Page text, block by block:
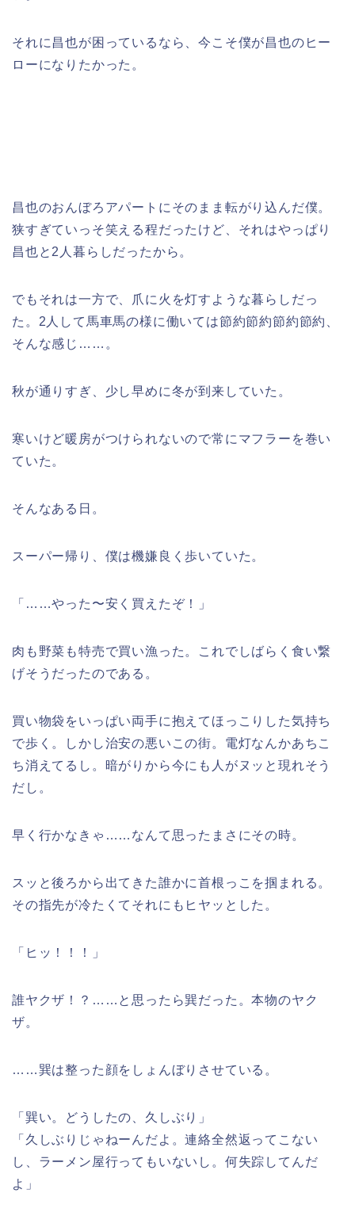
それに昌也が困っているなら、今こそ僕が昌也のヒー
ローになりたかった。
昌也のおんぼろアパートにそのまま転がり込んだ僕。
狭すぎていっそ笑える程だったけど、それはやっぱり
昌也と2人暮らしだったから。
でもそれは一方で、爪に火を灯すような暮らしだっ
た。2人して馬車馬の様に働いては節約節約節約節約、
そんな感じ……。
秋が通りすぎ、少し早めに冬が到来していた。
寒いけど暖房がつけられないので常にマフラーを巻い
ていた。
そんなある日。
スーパー帰り、僕は機嫌良く歩いていた。
「……やった〜安く買えたぞ！」
肉も野菜も特売で買い漁った。これでしばらく食い繋
げそうだったのである。
買い物袋をいっぱい両手に抱えてほっこりした気持ち
で歩く。しかし治安の悪いこの街。電灯なんかあちこ
ち消えてるし。暗がりから今にも人がヌッと現れそう
だし。
早く行かなきゃ……なんて思ったまさにその時。
スッと後ろから出てきた誰かに首根っこを掴まれる。
その指先が冷たくてそれにもヒヤッとした。
「ヒッ！！！」
誰ヤクザ！？……と思ったら巽だった。本物のヤク
ザ。
……巽は整った顔をしょんぼりさせている。
「巽い。どうしたの、久しぶり」
「久しぶりじゃねーんだよ。連絡全然返ってこない
し、ラーメン屋行ってもいないし。何失踪してんだ
よ」